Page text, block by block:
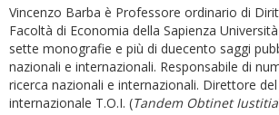
Vincenzo Barba è Professore ordinario di
Facoltà di Economia della Sapienza
sette monografie e più di duecento saggi
nazionali e internazionali. Responsabile di
ricerca nazionali e internazionali. Direttore
internazionale T.O.I. (Tandem Obtinet Iustitia